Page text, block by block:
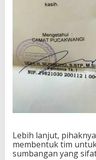
Lebih lanjut,
membentuk tim
sumbangan yang